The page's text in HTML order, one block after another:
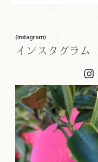
(Instagram)
インスタグラム